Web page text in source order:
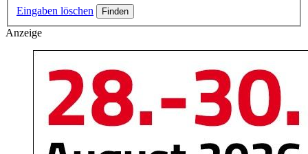
Eingaben löschen
Anzeige